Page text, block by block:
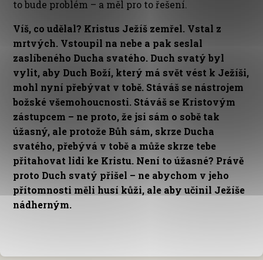
to bude problém – a měl pro to řešení.
Víš, co udělal? Kristus Ježíš zemřel. Vstal z
mrtvých. Vstoupil na nebe a pak seslal
zaslíbeného Ducha svatého. Duch svatý byl
vylit, aby Duch Boží, který má svět vést k Ježíši,
mohl nyní přebývat v tobě. Stáváš se nástrojem
božské všemohoucnosti. Stáváš se Kristovým
zástupcem – ne proto, že jsi sám o sobě tak
úžasný, ale protože Bůh sám, skrze Ducha
svatého, přebývá v tobě a může skrze tebe
přitahovat lidi ke Kristu. Není to úžasné? Právě
proto Duch svatý přišel – ne abychom v jeho
přítomnosti měli husí kůži, ale aby učinil Ježíše
nádherným.